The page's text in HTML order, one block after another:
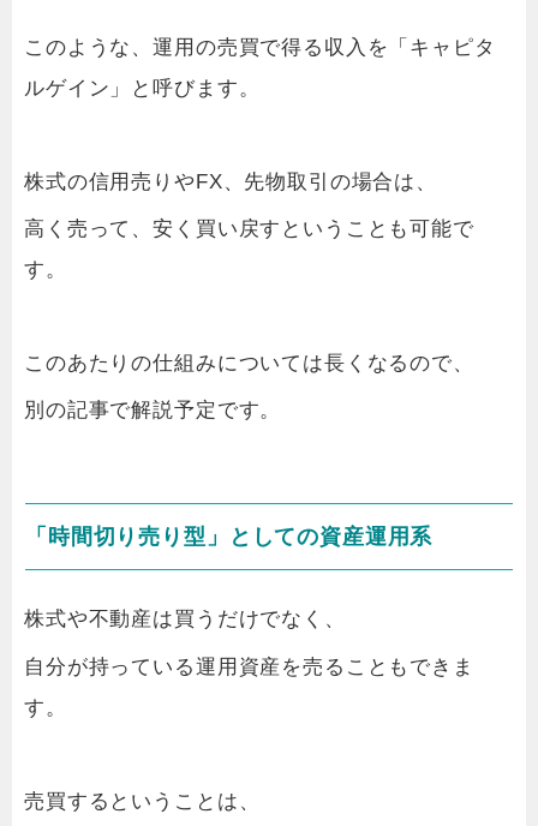
このような、運用の売買で得る収入を「キャピタ
ルゲイン」と呼びます。
株式の信用売りやFX、先物取引の場合は、
高く売って、安く買い戻すということも可能で
す。
このあたりの仕組みについては長くなるので、
別の記事で解説予定です。
「時間切り売り型」としての資産運用系
株式や不動産は買うだけでなく、
自分が持っている運用資産を売ることもできま
す。
売買するということは、